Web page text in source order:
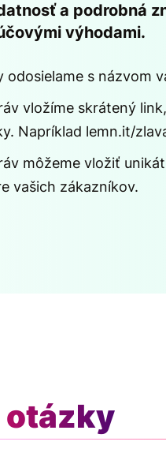
a podrobná
výhodami.
odosielame s názvom
vložíme skrátený
Napríklad lemn.it/
môžeme vložiť
vašich zákazníkov.
otázky